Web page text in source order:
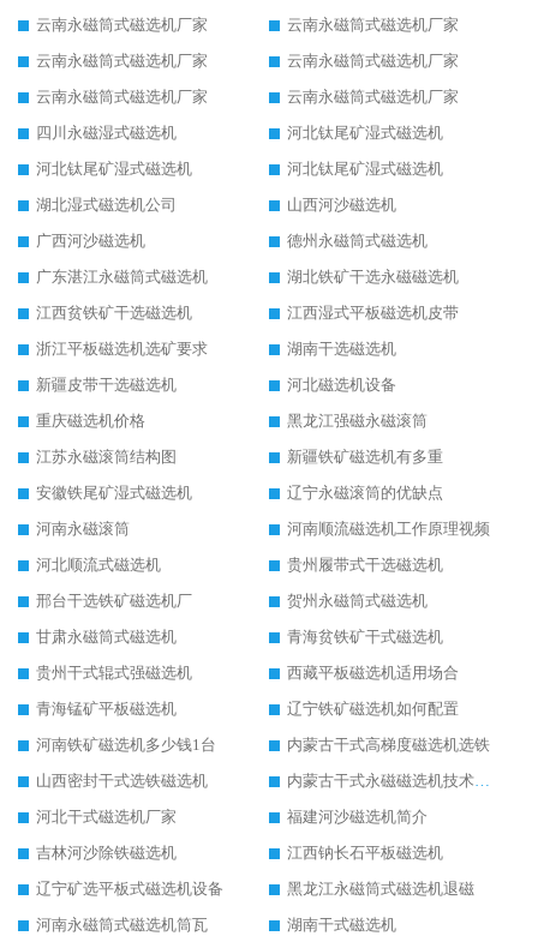
云南永磁筒式磁选机厂家
云南永磁筒式磁选机厂家
云南永磁筒式磁选机厂家
云南永磁筒式磁选机厂家
云南永磁筒式磁选机厂家
云南永磁筒式磁选机厂家
四川永磁湿式磁选机
河北钛尾矿湿式磁选机
河北钛尾矿湿式磁选机
河北钛尾矿湿式磁选机
湖北湿式磁选机公司
山西河沙磁选机
广西河沙磁选机
德州永磁筒式磁选机
广东湛江永磁筒式磁选机
湖北铁矿干选永磁磁选机
江西贫铁矿干选磁选机
江西湿式平板磁选机皮带
浙江平板磁选机选矿要求
湖南干选磁选机
新疆皮带干选磁选机
河北磁选机设备
重庆磁选机价格
黑龙江强磁永磁滚筒
江苏永磁滚筒结构图
新疆铁矿磁选机有多重
安徽铁尾矿湿式磁选机
辽宁永磁滚筒的优缺点
河南永磁滚筒
河南顺流磁选机工作原理视频
河北顺流式磁选机
贵州履带式干选磁选机
邢台干选铁矿磁选机厂
贺州永磁筒式磁选机
甘肃永磁筒式磁选机
青海贫铁矿干式磁选机
贵州干式辊式强磁选机
西藏平板磁选机适用场合
青海锰矿平板磁选机
辽宁铁矿磁选机如何配置
河南铁矿磁选机多少钱1台
内蒙古干式高梯度磁选机选铁
山西密封干式选铁磁选机
内蒙古干式永磁磁选机技术要求
河北干式磁选机厂家
福建河沙磁选机简介
吉林河沙除铁磁选机
江西钠长石平板磁选机
辽宁矿选平板式磁选机设备
黑龙江永磁筒式磁选机退磁
河南永磁筒式磁选机筒瓦
湖南干式磁选机